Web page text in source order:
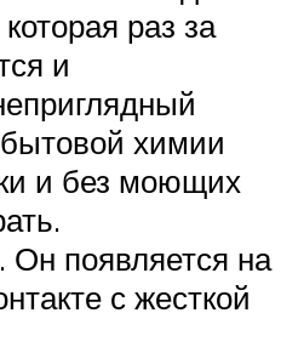
раз за
и
химии
и без моющих
Он появляется на
с жесткой